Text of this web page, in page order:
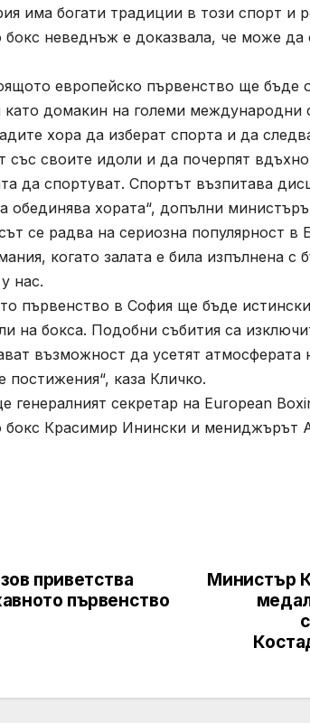
има богати традиции в този спорт и
бокс неведнъж е доказвала, че може да
европейско първенство ще бъде
като домакин на големи
хора да изберат спорта и да
своите идоли и да почерпят
да спортуват. Спортът възпитава
обединява хората“, допълни
се радва на сериозна популярност в
когато залата е била изпълнена с
нас.
първенство в София ще бъде истински
на бокса. Подобни събития са
възможност да усетят атмосферата
постижения“, каза Кличко.
секретар на European
бокс Красимир Инински и мениджърът
Министър
приветства
първенство